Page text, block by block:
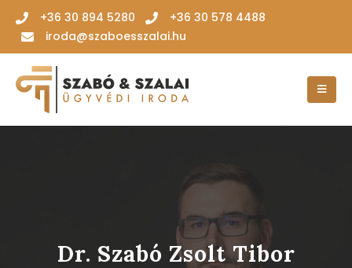
‭+36 30 894 5280‬
+36 30 578 4488
iroda@szaboesszalai.hu
Dr. Szabó Zsolt Tibor